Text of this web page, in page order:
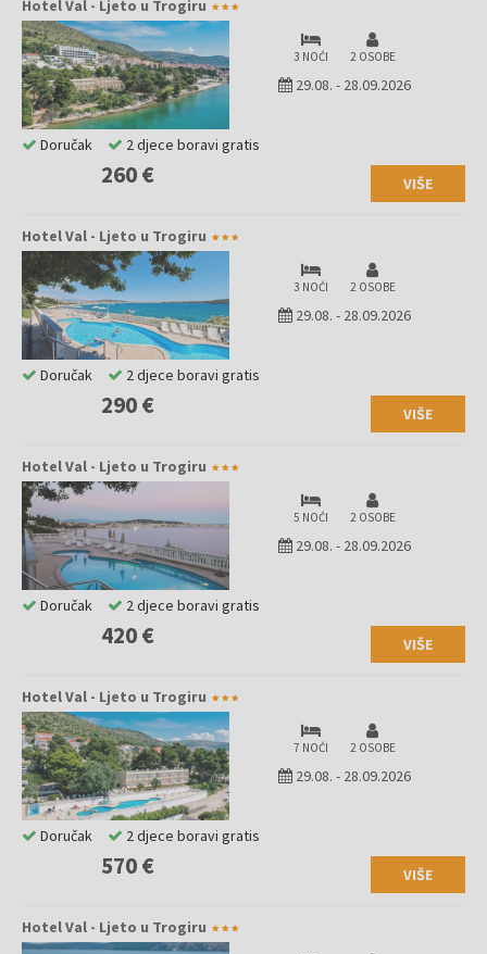
Hotel Val - Ljeto u Trogiru
3 NOĆI 2 OSOBE
29.08. - 28.09.2026
260 € VIŠE
Doručak 2 djece boravi gratis
Hotel Val - Ljeto u Trogiru
3 NOĆI 2 OSOBE
29.08. - 28.09.2026
290 € VIŠE
Doručak 2 djece boravi gratis
Hotel Val - Ljeto u Trogiru
5 NOĆI 2 OSOBE
29.08. - 28.09.2026
420 € VIŠE
Doručak 2 djece boravi gratis
Hotel Val - Ljeto u Trogiru
7 NOĆI 2 OSOBE
29.08. - 28.09.2026
570 € VIŠE
Doručak 2 djece boravi gratis
Hotel Val - Ljeto u Trogiru